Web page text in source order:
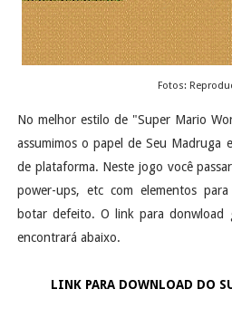
Fotos:
No melhor estilo de "Super Mario
assumimos o papel de Seu Madruga
de plataforma. Neste jogo você
power-ups, etc com elementos
botar defeito. O link para donwload
encontrará abaixo.
LINK PARA DOWNLOAD DO